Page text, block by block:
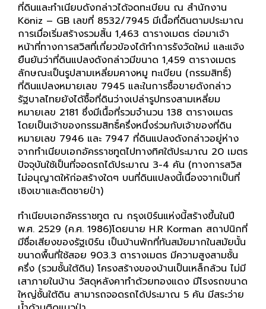
ที่ดินและทำเนียบดังกล่าวได้จดทะเบียน ณ สำนักงาน
Köniz – GB เลขที่ 8532/7945 มีเนื้อที่ดินตามประมาณ
การเมื่อเริ่มสร้างรวมสิ้น 1,463 ตารางเมตร ต่อมาเจ้า
หน้าที่ทางการสวิสที่เกี่ยวข้องได้ทำการรังวัดใหม่ และแจ้ง
ยืนยันว่าที่ดินแปลงดังกล่าวมีขนาด 1,459 ตารางเมตร
ลักษณะเป็นรูปสามเหลี่ยมคางหมู ทะเบียน (กรรมสิทธิ์)
ที่ดินแปลงหมายเลข 7945 และในการซื้อขายดังกล่าว
รัฐบาลไทยยังได้ซื้อที่ดินว่างเปล่ารูปทรงสามเหลี่ยม
หมายเลข 2181 ซึ่งมีเนื้อที่รวมจำนวน 138 ตารางเมตร
โดยเป็นเจ้าของกรรมสิทธิ์ครึ่งหนึ่งร่วมกับเจ้าของที่ดิน
หมายเลข 7946 และ 7947 ที่ดินแปลงดังกล่าวอยู่ห่าง
จากทำเนียบเอกอัครราชทูตไปทางทิศใต้ประมาณ 20 เมตร
ปัจจุบันใช้เป็นที่จอดรถได้ประมาณ 3-4 คัน (ทางการสวิส
ไม่อนุญาตให้ก่อสร้างใดๆ บนที่ดินแปลงนี้เนื่องจากเป็นที่
เชิงเขาและติดชายป่า)
ทำเนียบเอกอัครราชทูต ณ กรุงเบิร์นแห่งนี้สร้างขึ้นในปี
พ.ศ. 2529 (ค.ศ. 1986)โดยนาย H.R Korman สถาปนิกที่
มีชื่อเสียงของรัฐเบิร์น เป็นบ้านพักที่ทันสมัยมากในสมัยนั้น
ขนาดพื้นที่ใช้สอย 903.3 ตารางเมตร มีความสูงสามชั้น
ครึ่ง (รวมชั้นใต้ดิน) โครงสร้างของบ้านเป็นเหล็กล้วน ไม่มี
เสาภายในบ้าน วัสดุหลังคาทำด้วยทองแดง มีโรงรถขนาด
ใหญ่ชั้นใต้ดิน สามารถจอดรถได้ประมาณ 5 คัน มีสระว่าย